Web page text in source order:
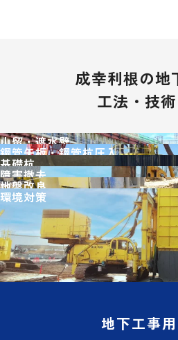
成幸利根の地
工法・技
山留・遮水壁
鋼管矢板・鋼管杭圧入
基礎杭
障害撤去
地盤改良
環境対策
地下工事